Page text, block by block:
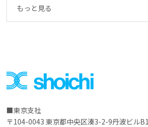
もっと見る
東京支社
〒104-0043 東京都中央区湊3-2-9丹波ビルB1